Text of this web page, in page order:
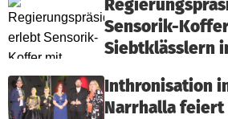
Sensorik-
Siebtklässlern
Inthronisation
Narrhalla feiert